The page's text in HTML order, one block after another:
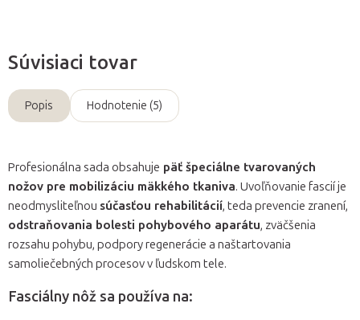
Súvisiaci tovar
Popis Hodnotenie (5)
Profesionálna sada obsahuje päť špeciálne tvarovaných
nožov pre mobilizáciu mäkkého tkaniva. Uvoľňovanie fascií je
neodmysliteľnou súčasťou rehabilitácií, teda prevencie zranení,
odstraňovania bolesti pohybového aparátu, zväčšenia
rozsahu pohybu, podpory regenerácie a naštartovania
samoliečebných procesov v ľudskom tele.
Fasciálny nôž sa používa na: